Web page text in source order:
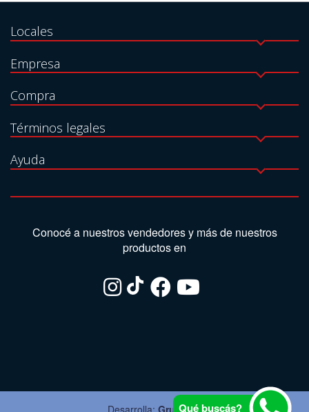
Locales
Empresa
Compra
Términos legales
Ayuda
Conocé a nuestros vendedores y más de nuestros
productos en
Qué buscás?
Desarrolla: Grupo Ite